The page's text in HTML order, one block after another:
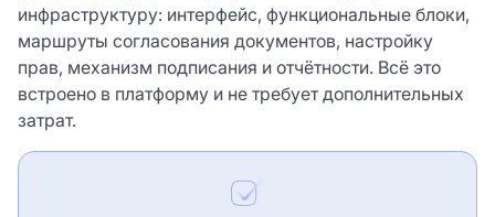
инфраструктуру: интерфейс, функциональные блоки,
маршруты согласования документов, настройку
прав, механизм подписания и отчётности. Всё это
встроено в платформу и не требует дополнительных
затрат.